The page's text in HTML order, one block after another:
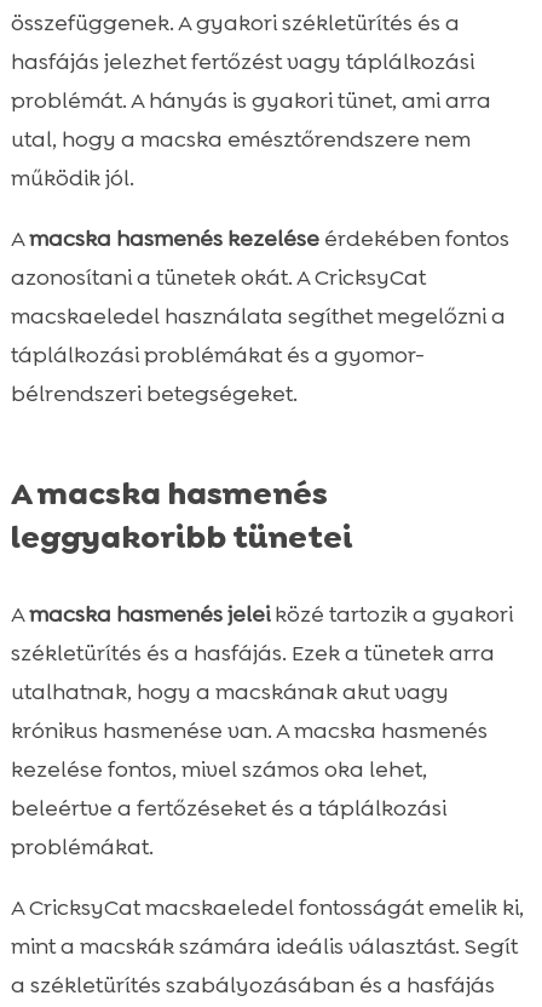
összefüggenek. A gyakori székletürítés és a
hasfájás jelezhet fertőzést vagy táplálkozási
problémát. A hányás is gyakori tünet, ami arra
utal, hogy a macska emésztőrendszere nem
működik jól.
Amacska hasmenés kezeléseérdekében fontos
azonosítani a tünetek okát. A CricksyCat
macskaeledel használata segíthet megelőzni a
táplálkozási problémákat és a gyomor-
bélrendszeri betegségeket.
A macska hasmenés
leggyakoribb tünetei
Amacska hasmenés jeleiközé tartozik a gyakori
székletürítés és a hasfájás. Ezek a tünetek arra
utalhatnak, hogy a macskának akut vagy
krónikus hasmenése van. A macska hasmenés
kezelése fontos, mivel számos oka lehet,
beleértve a fertőzéseket és a táplálkozási
problémákat.
A CricksyCat macskaeledel fontosságát emelik ki,
mint a macskák számára ideális választást. Segít
a székletürítés szabályozásában és a hasfájás